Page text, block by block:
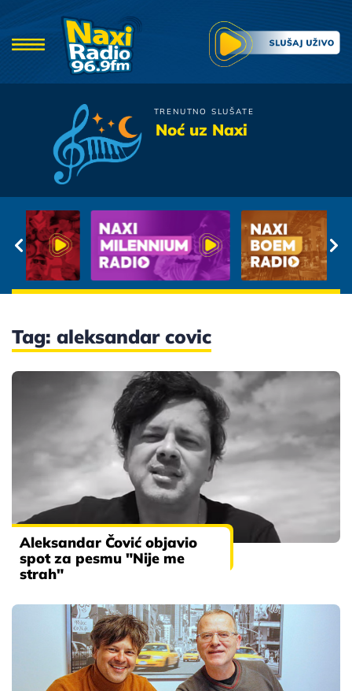
TRENUTNO SLUŠATE
Noć uz Naxi
Zeljko Samardzic
Tag: aleksandar covic
Aleksandar Čović objavio
spot za pesmu "Nije me
strah"